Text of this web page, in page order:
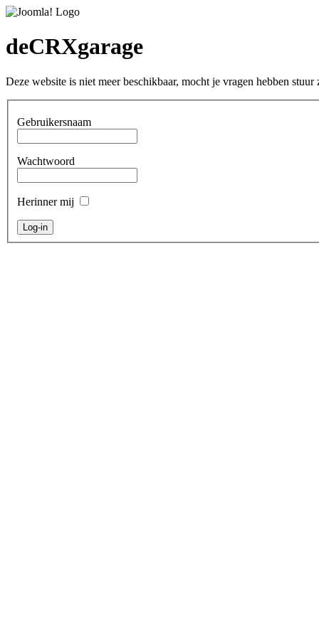
deCRXgarage
Deze website is niet meer beschikbaar, mocht je vragen hebben
Gebruikersnaam
Wachtwoord
Herinner mij